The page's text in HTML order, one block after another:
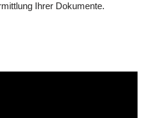
Ihrer Dokumente.